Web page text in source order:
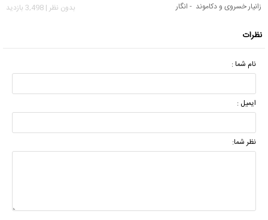
زانیار خسروی و دکاموند - انگار
بدون نظر | 3,498 بازدید
نظرات
نام شما :
ایمیل :
نظر شما: